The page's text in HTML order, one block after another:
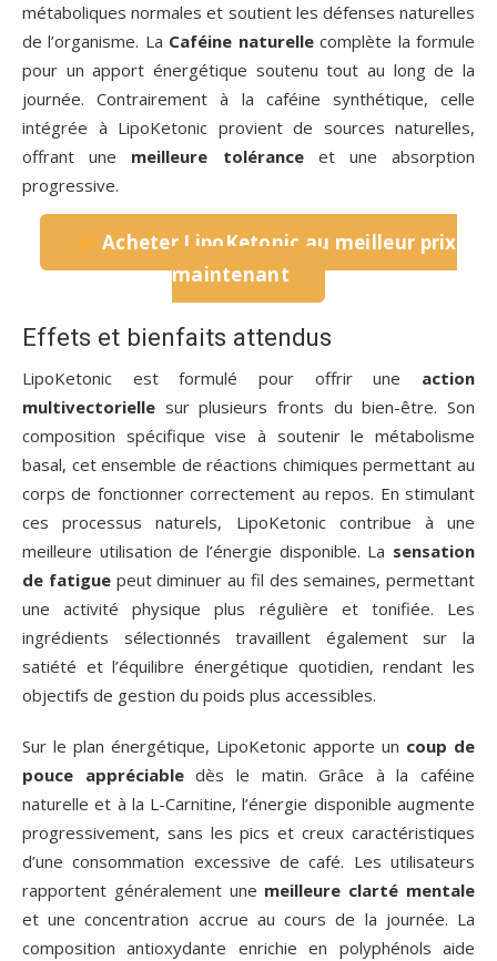
métaboliques normales et soutient les défenses naturelles
de l’organisme. La Caféine naturellecomplète la formule
pour un apport énergétique soutenu tout au long de la
journée. Contrairement à la caféine synthétique, celle
intégrée à LipoKetonic provient de sources naturelles,
offrant une meilleure toléranceet une absorption
progressive.
Acheter LipoKetonic au meilleur prix
maintenant
Effets et bienfaits attendus
LipoKetonic est formulé pour offrir une action
multivectorielle sur plusieurs fronts du bien-être. Son
composition spécifique vise à soutenir le métabolisme
basal, cet ensemble de réactions chimiques permettant au
corps de fonctionner correctement au repos. En stimulant
ces processus naturels, LipoKetonic contribue à une
meilleure utilisation de l’énergie disponible. La sensation
de fatiguepeut diminuer au fil des semaines, permettant
une activité physique plus régulière et tonifiée. Les
ingrédients sélectionnés travaillent également sur la
satiété et l’équilibre énergétique quotidien, rendant les
objectifs de gestion du poids plus accessibles.
Sur le plan énergétique, LipoKetonic apporte un coup de
pouce appréciabledès le matin. Grâce à la caféine
naturelle et à la L-Carnitine, l’énergie disponible augmente
progressivement, sans les pics et creux caractéristiques
d’une consommation excessive de café. Les utilisateurs
rapportent généralement une meilleure clarté mentale
et une concentration accrue au cours de la journée. La
composition antioxydante enrichie en polyphénols aide